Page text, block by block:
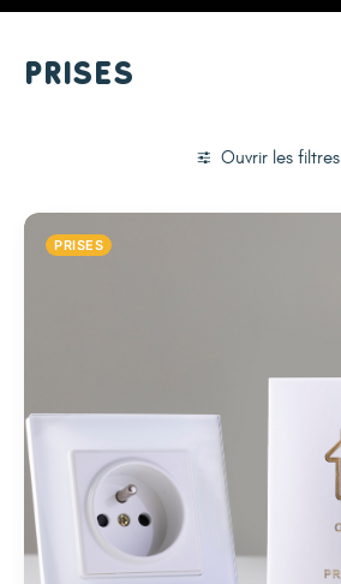
Prises
Ouvrir les filtres
PRISES